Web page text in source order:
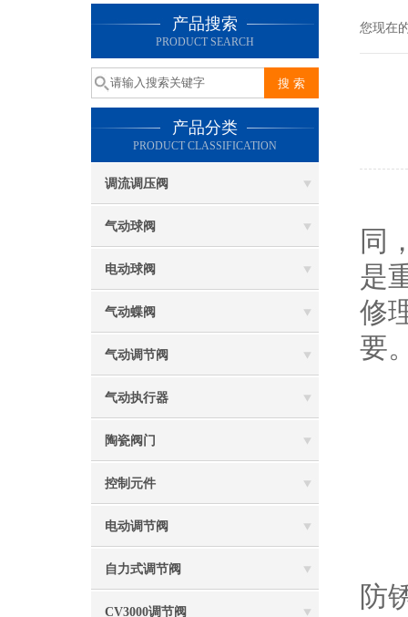
产品搜索
PRODUCT SEARCH
产品分类
PRODUCT CLASSIFICATION
调流调压阀
气动球阀
电动球阀
气动蝶阀
气动调节阀
气动执行器
陶瓷阀门
控制元件
电动调节阀
自力式调节阀
CV3000调节阀
您现在
同
是
修
要
防